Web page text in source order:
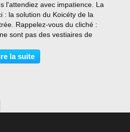
l'attendiez avec impatience. La
: la solution du Koicéty de la
Rappelez-vous du cliché :
sont pas des vestiaires de
ou sténographes.
d'entre-vous avaient trouvé
la suite